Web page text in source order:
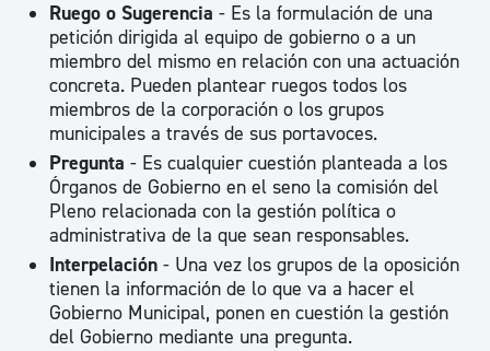
Ruego o Sugerencia - Es la formulación de una
petición dirigida al equipo de gobierno o a un
miembro del mismo en relación con una actuación
concreta. Pueden plantear ruegos todos los
miembros de la corporación o los grupos
municipales a través de sus portavoces.
Pregunta - Es cualquier cuestión planteada a los
Órganos de Gobierno en el seno la comisión del
Pleno relacionada con la gestión política o
administrativa de la que sean responsables.
Interpelación - Una vez los grupos de la oposición
tienen la información de lo que va a hacer el
Gobierno Municipal, ponen en cuestión la gestión
del Gobierno mediante una pregunta.